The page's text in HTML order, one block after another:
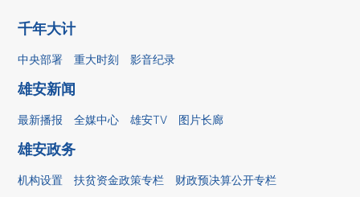
千年大计
中央部署 重大时刻 影音纪录
雄安新闻
最新播报 全媒中心 雄安TV 图片长廊
雄安政务
机构设置 扶贫资金政策专栏
财政预决算公开专栏